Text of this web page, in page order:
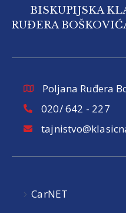
BISKUPIJSKA
RUĐERA
Poljana Ruđera
020/ 642 - 227
CarNET